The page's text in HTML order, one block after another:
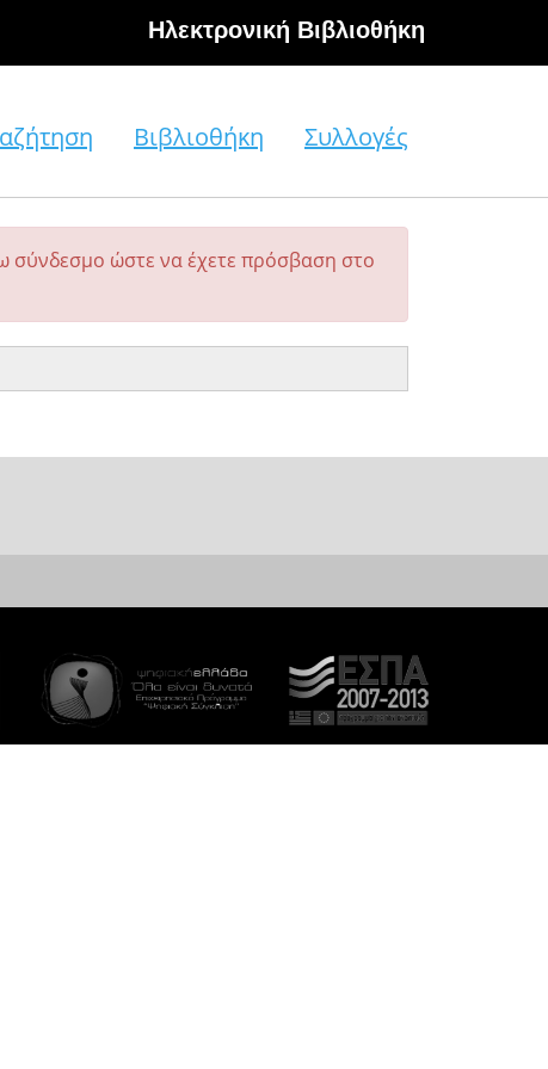
Hλεκτρονική Βιβλιοθήκη
Βιβλιοθήκη Συλλογές
σύνδεσμο ώστε να έχετε πρόσβαση στο